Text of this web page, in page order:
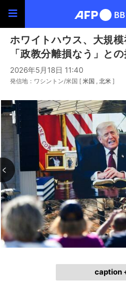
ホワイトハウス、大規
「政教分離損なう」と
2026年5月18日 11:40
発信地：ワシントン/米国 [ 米国 北米 ]
caption